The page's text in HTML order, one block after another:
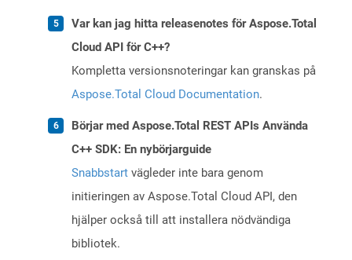
Var kan jag hitta releasenotes för Aspose.Total
Cloud API för C++?
Kompletta versionsnoteringar kan granskas på
Aspose.Total Cloud Documentation.
Börjar med Aspose.Total REST APIs Använda
C++ SDK: En nybörjarguide
Snabbstart vägleder inte bara genom
initieringen av Aspose.Total Cloud API, den
hjälper också till att installera nödvändiga
bibliotek.